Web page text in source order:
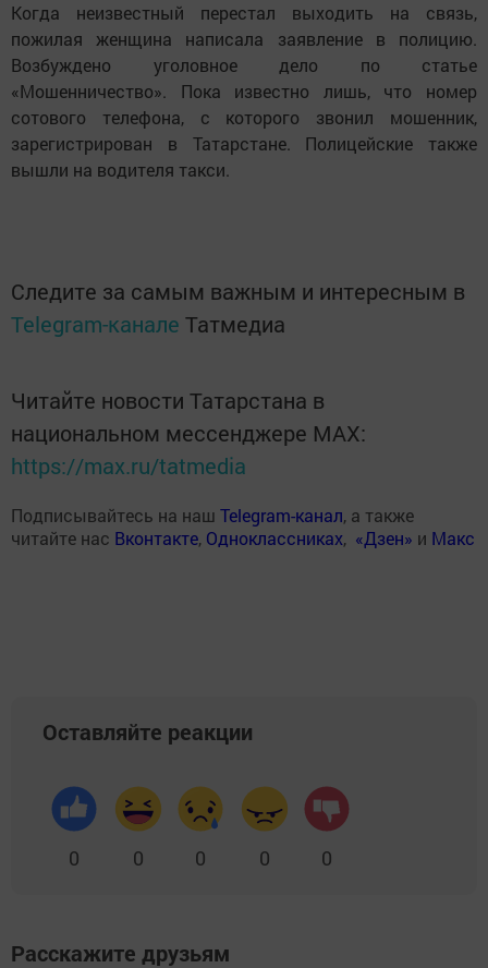
Когда неизвестный перестал выходить на связь,
пожилая женщина написала заявление в полицию.
Возбуждено уголовное дело по статье
«Мошенничество». Пока известно лишь, что номер
сотового телефона, с которого звонил мошенник,
зарегистрирован в Татарстане. Полицейские также
вышли на водителя такси.
Следите за самым важным и интересным в
Telegram-канале Татмедиа
Читайте новости Татарстана в
национальном мессенджере MАХ:
https://max.ru/tatmedia
Подписывайтесь на наш Telegram-канал, а также
читайте нас Вконтакте, Одноклассниках, «Дзен» и Макс
Оставляйте реакции
0 0 0 0 0
Расскажите друзьям